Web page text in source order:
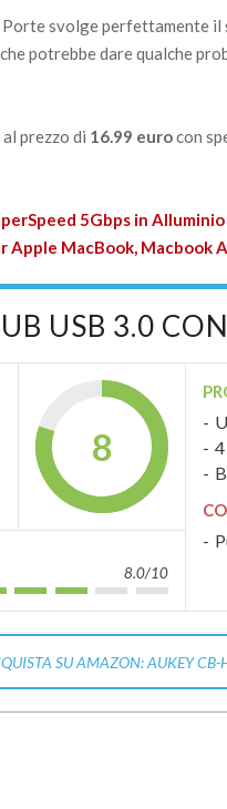
Porte svolge perfettamente
potrebbe dare qualche
prezzo di 16.99 eurocon
5Gbps in
Apple MacBook, Macbook
USB 3.0
8
8.0/10
SU AMAZON: AUKEY